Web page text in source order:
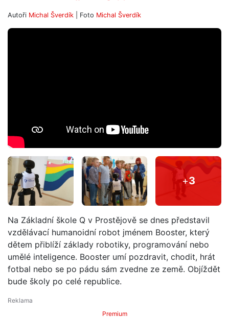
Autoři Michal Šverdík | Foto Michal Šverdík
+3
Na Základní škole Q v Prostějově se dnes představil
vzdělávací humanoidní robot jménem Booster, který
dětem přiblíží základy robotiky, programování nebo
umělé inteligence. Booster umí pozdravit, chodit, hrát
fotbal nebo se po pádu sám zvedne ze země. Objíždět
bude školy po celé republice.
Premium